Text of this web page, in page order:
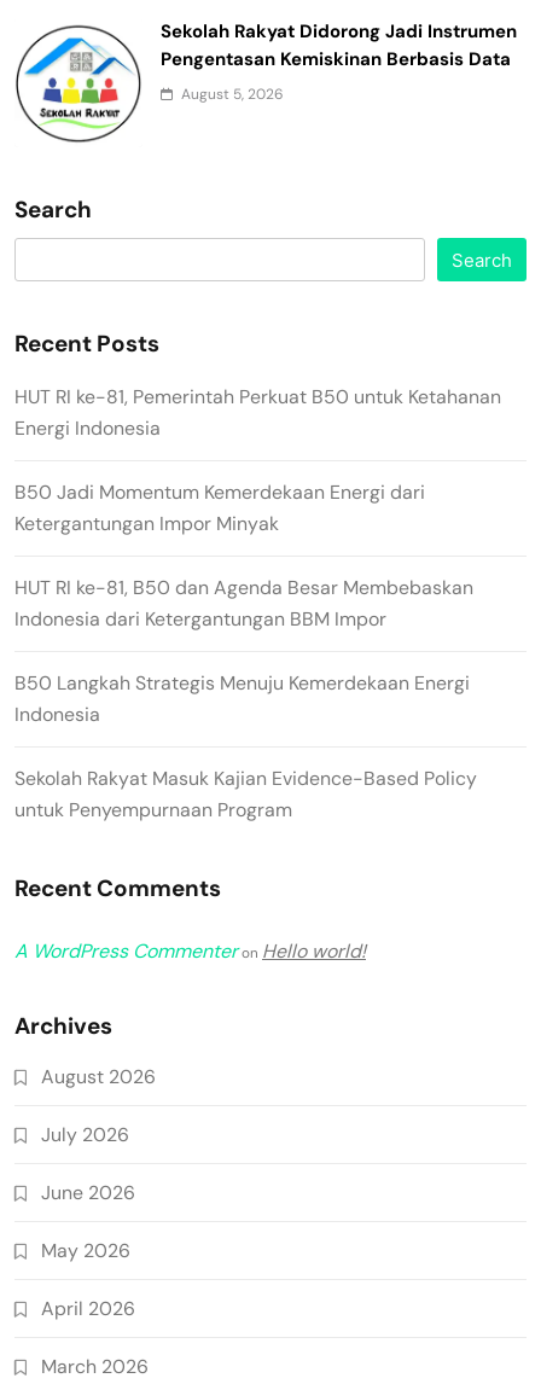
Sekolah Rakyat Didorong Jadi Instrumen
Pengentasan Kemiskinan Berbasis Data
August 5, 2026
Search
Search
Recent Posts
HUT RI ke-81, Pemerintah Perkuat B50 untuk Ketahanan
Energi Indonesia
B50 Jadi Momentum Kemerdekaan Energi dari
Ketergantungan Impor Minyak
HUT RI ke-81, B50 dan Agenda Besar Membebaskan
Indonesia dari Ketergantungan BBM Impor
B50 Langkah Strategis Menuju Kemerdekaan Energi
Indonesia
Sekolah Rakyat Masuk Kajian Evidence-Based Policy
untuk Penyempurnaan Program
Recent Comments
A WordPress Commenteron Hello world!
Archives
August 2026
July 2026
June 2026
May 2026
April 2026
March 2026